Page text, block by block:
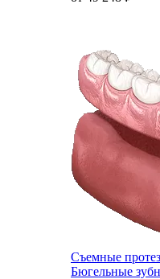
Съемные
Бюгельные